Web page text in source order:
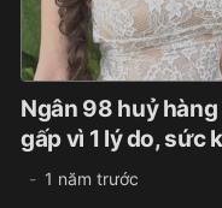
Ngân 98 huỷ
gấp vì 1 lý do, sức
1 năm trước